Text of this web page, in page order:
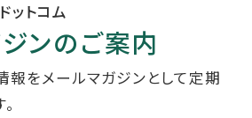
ットコム
ンのご案内
報をメールマガジンとして定期